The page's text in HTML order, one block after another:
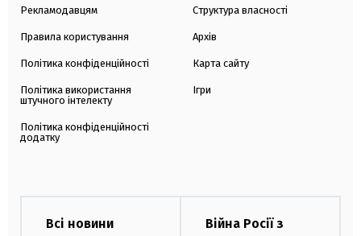
Рекламодавцям
Правила користування
Політика конфіденційності
Політика використання
штучного інтелекту
Політика конфіденційності
додатку
Структура власності
Архів
Карта сайту
Ігри
Всі новини
Війна Росії з